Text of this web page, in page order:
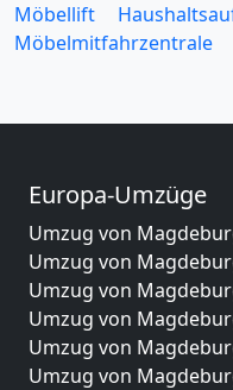
Möbellift
Möbelmitfahrzentrale
Europa-Umzüge
Umzug von
Umzug von
Umzug von
Umzug von
Umzug von
Umzug von